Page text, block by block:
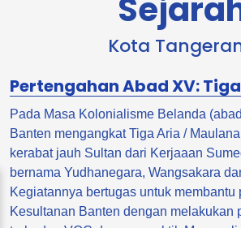
Kota
Pertengahan Abad XV:
Pada Masa Kolonialisme Belanda
Banten mengangkat Tiga Aria /
kerabat jauh Sultan dari Kerjaaan
bernama Yudhanegara, Wangsakara
Kegiatannya bertugas untuk membantu
Kesultanan Banten dengan melakukan